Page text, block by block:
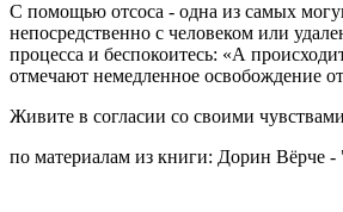
С помощью отсоса - одна из самых
непосредственно с человеком или
процесса и беспокоитесь: «А
отмечают немедленное освобождение
Живите в согласии со своими
по материалам из книги: Дорин Вёрче